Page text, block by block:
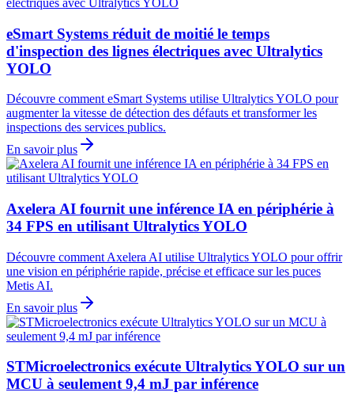
eSmart Systems réduit de moitié le temps
d'inspection des lignes électriques avec Ultralytics
YOLO
Découvre comment eSmart Systems utilise Ultralytics YOLO pour
augmenter la vitesse de détection des défauts et transformer les
inspections des services publics.
En savoir plus
Axelera AI fournit une inférence IA en périphérie à
34 FPS en utilisant Ultralytics YOLO
Découvre comment Axelera AI utilise Ultralytics YOLO pour offrir
une vision en périphérie rapide, précise et efficace sur les puces
Metis AI.
En savoir plus
STMicroelectronics exécute Ultralytics YOLO sur un
MCU à seulement 9,4 mJ par inférence